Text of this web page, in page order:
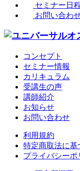
セミナー日
お問い合わ
コンセプト
セミナー情報
カリキュラム
受講生の声
講師紹介
お知らせ
お問い合わせ
利用規約
特定商取法に基
プライバシーポ